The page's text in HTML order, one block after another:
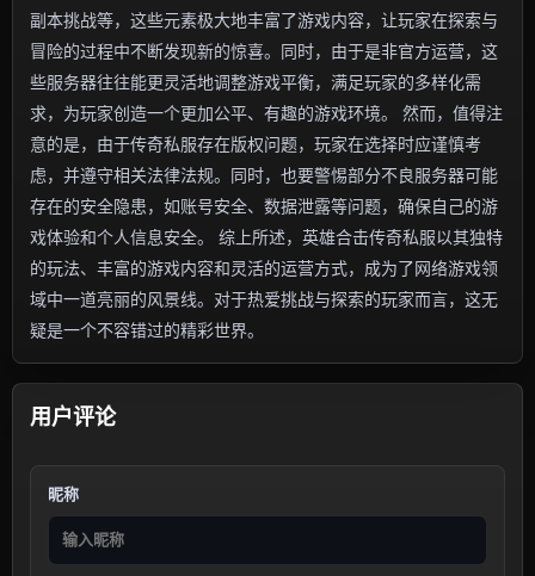
副本挑战等，这些元素极大地丰富了游戏内容，让玩家在探索与
冒险的过程中不断发现新的惊喜。同时，由于是非官方运营，这
些服务器往往能更灵活地调整游戏平衡，满足玩家的多样化需
求，为玩家创造一个更加公平、有趣的游戏环境。 然而，值得注
意的是，由于传奇私服存在版权问题，玩家在选择时应谨慎考
虑，并遵守相关法律法规。同时，也要警惕部分不良服务器可能
存在的安全隐患，如账号安全、数据泄露等问题，确保自己的游
戏体验和个人信息安全。 综上所述，英雄合击传奇私服以其独特
的玩法、丰富的游戏内容和灵活的运营方式，成为了网络游戏领
域中一道亮丽的风景线。对于热爱挑战与探索的玩家而言，这无
疑是一个不容错过的精彩世界。
用户评论
昵称